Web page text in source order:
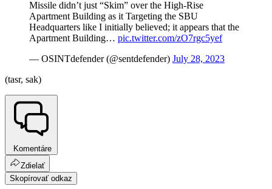
Missile didn’t just “Skim” over the High-Rise
Apartment Building as it Targeting the SBU
Headquarters like I initially believed; it appears that the
Apartment Building… pic.twitter.com/zO7rgc5yef
— OSINTdefender (@sentdefender) July 28, 2023
(tasr, sak)
Komentáre
Zdielať
Skopírovať odkaz